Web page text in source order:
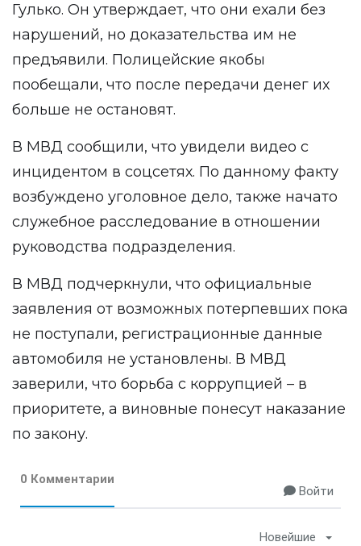
Гулько. Он утверждает, что они ехали без
нарушений, но доказательства им не
предъявили. Полицейские якобы
пообещали, что после передачи денег их
больше не остановят.
В МВД сообщили, что увидели видео с
инцидентом в соцсетях. По данному факту
возбуждено уголовное дело, также начато
служебное расследование в отношении
руководства подразделения.
В МВД подчеркнули, что официальные
заявления от возможных потерпевших пока
не поступали, регистрационные данные
автомобиля не установлены. В МВД
заверили, что борьба с коррупцией – в
приоритете, а виновные понесут наказание
по закону.
0 Комментарии
Войти
Новейшие